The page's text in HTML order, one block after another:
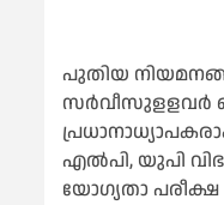
പുതിയ
സർവീസുളളവർ
എല്‍പി, യുപി
യോഗ്യതാ പരീക്ഷ